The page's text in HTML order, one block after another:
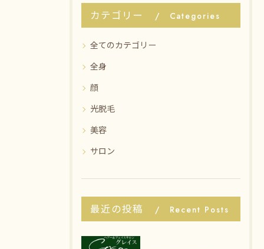
カテゴリー Categories
全てのカテゴリー
全身
顔
光脱毛
美容
サロン
最近の投稿 Recent Posts